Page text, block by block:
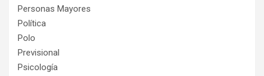
Personas Mayores
Política
Polo
Previsional
Psicología